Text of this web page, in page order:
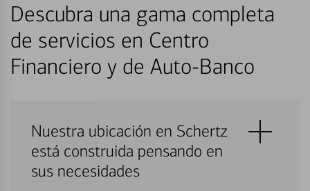
Descubra una gama completa
de servicios en Centro
Financiero y de Auto-Banco
Nuestra ubicación en Schertz
está construida pensando en
sus necesidades